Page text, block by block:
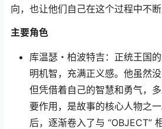
向，也让他们自己在这个过程中不断
主要角色
库温瑟・柏波特吉：正统王国
明机智，充满正义感。他虽然没
但凭借着自己的智慧和勇气，
要作用，是故事的核心人物之
后，逐渐卷入了与 “OBJECT”